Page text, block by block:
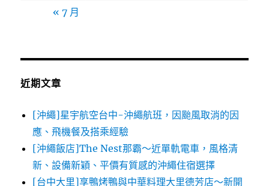
« 7 月
近期文章
[沖繩]星宇航空台中-沖繩航班，因颱風取消的因
應、飛機餐及搭乘經驗
[沖繩飯店]The Nest那霸～近單軌電車，風格清
新、設備新穎、平價有質感的沖繩住宿選擇
[台中大里]享鴨烤鴨與中華料理大里德芳店～新開